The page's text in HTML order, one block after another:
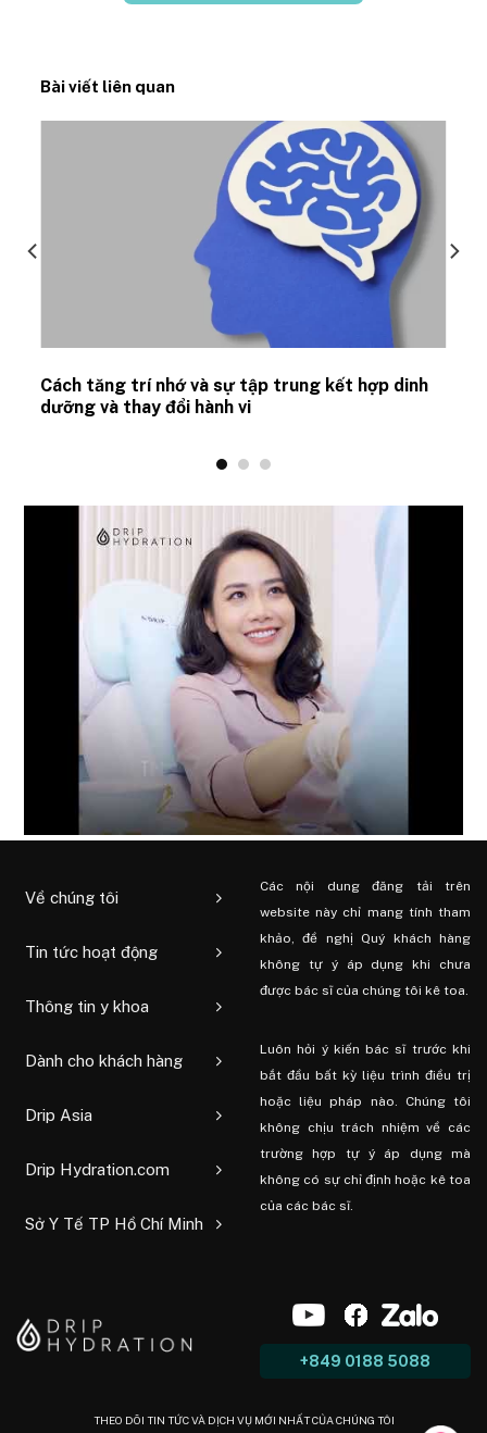
Bài viết liên quan
Cách tăng trí nhớ và sự tập trung kết hợp dinh
dưỡng và thay đổi hành vi
Về chúng tôi
Tin tức hoạt động
Thông tin y khoa
Dành cho khách hàng
Drip Asia
Drip Hydration.com
Sở Y Tế TP Hồ Chí Minh
Các nội dung đăng tải trên
website này chỉ mang tính tham
khảo, đề nghị Quý khách hàng
không tự ý áp dụng khi chưa
được bác sĩ của chúng tôi kê toa.
Luôn hỏi ý kiến ​​bác sĩ trước khi
bắt đầu bất kỳ liệu trình điều trị
hoặc liệu pháp nào. Chúng tôi
không chịu trách nhiệm về các
trường hợp tự ý áp dụng mà
không có sự chỉ định hoặc kê toa
của các bác sĩ.
+849 0188 5088
THEO DÕI TIN TỨC VÀ DỊCH VỤ MỚI NHẤT CỦA CHÚNG TÔI